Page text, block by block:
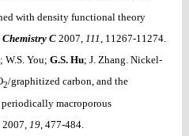
with density functional theory
C2007, 111, 11267-11274.
W.S. You; G.S. Hu; J. Zhang. Nickel-
2/graphitized carbon, and the
macroporous
2007, 19, 477-484.